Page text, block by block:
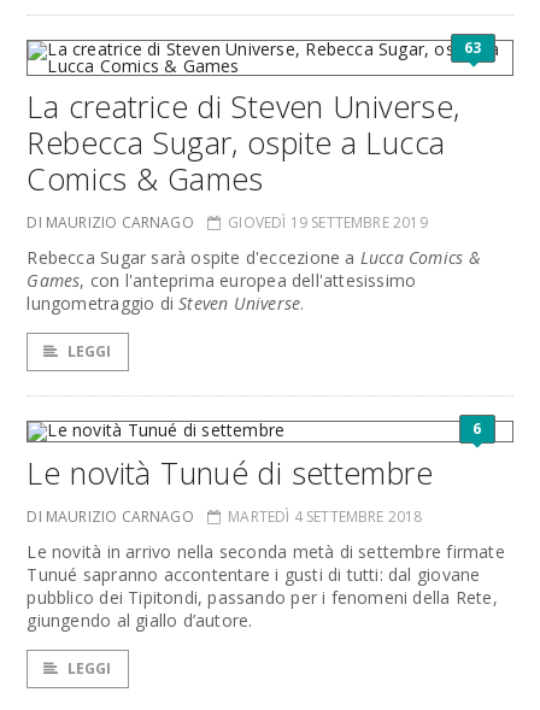
63
La creatrice di Steven Universe,
Rebecca Sugar, ospite a Lucca
Comics & Games
DI MAURIZIO CARNAGO GIOVEDÌ 19 SETTEMBRE 2019
Rebecca Sugar sarà ospite d'eccezione a Lucca Comics &
Games, con l'anteprima europea dell'attesissimo
lungometraggio diSteven Universe.
LEGGI
6
Le novità Tunué di settembre
DI MAURIZIO CARNAGO MARTEDÌ 4 SETTEMBRE 2018
Le novità in arrivo nella seconda metà di settembre firmate
Tunué sapranno accontentare i gusti di tutti: dal giovane
pubblico dei Tipitondi, passando per i fenomeni della Rete,
giungendo al giallo d’autore.
LEGGI